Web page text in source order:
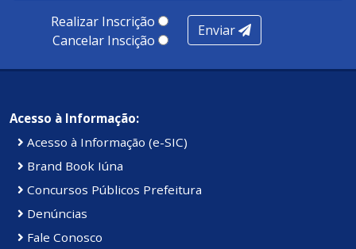
Realizar Inscrição
Cancelar Inscição
Enviar
Acesso à Informação:
Acesso à Informação (e-SIC)
Brand Book Iúna
Concursos Públicos Prefeitura
Denúncias
Fale Conosco